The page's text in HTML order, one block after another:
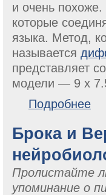
и очень
которые
языка. Метод,
называется
представляет
модели — 9 x
Подробнее
Брока и
Пролистайте
упоминание о